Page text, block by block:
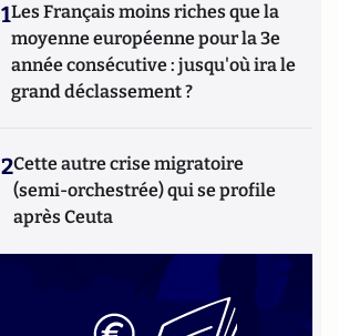
1Les Français moins riches que la
moyenne européenne pour la 3e
année consécutive : jusqu'où ira le
grand déclassement ?
2Cette autre crise migratoire
(semi-orchestrée) qui se profile
après Ceuta